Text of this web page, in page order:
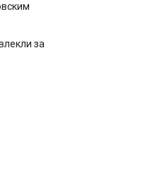
за
-